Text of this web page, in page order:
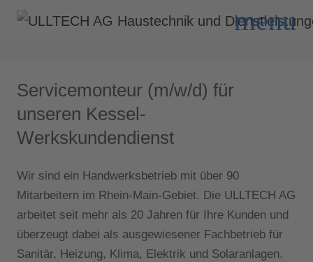
menu
Servicemonteur (m/w/d) für
unseren Kessel-
Werkskundendienst
Wir sind ein Handwerksbetrieb mit über 90
Mitarbeitern im Rhein-Main-Gebiet. Die ULLTECH AG
arbeitet seit mehr als 20 Jahren für Ihre Kunden und
überzeugt dabei als ausgewiesener Fachbetrieb für
Sanitär, Heizung, Klima, Elektrik und Solaranlagen.